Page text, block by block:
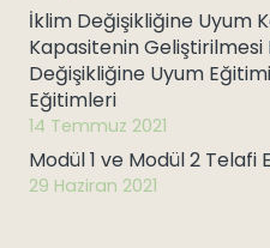
İklim Değişikliğine Uyum
Kapasitenin
Değişikliğine Uyum
Eğitimleri
14 Temmuz 2021
Modül 1 ve Modül 2
29 Haziran 2021